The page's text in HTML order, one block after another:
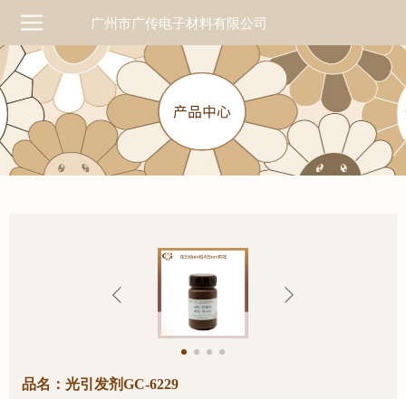
广州市广传电子材料有限公司
品名：光引发剂GC-6229